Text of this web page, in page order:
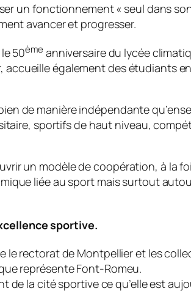
un fonctionnement « seul dans
avancer et progresser.
50ème anniversaire du lycée
également des étudiants
de manière indépendante
sportifs de haut niveau,
un modèle de coopération, à la
liée au sport mais surtout
sportive.
le rectorat de Montpellier et les
représente Font-Romeu.
de la cité sportive ce qu’elle est